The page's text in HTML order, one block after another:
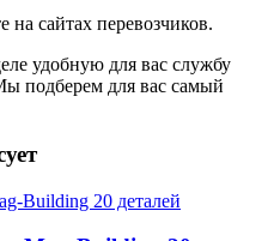
на сайтах перевозчиков.
удобную для вас службу
подберем для вас самый